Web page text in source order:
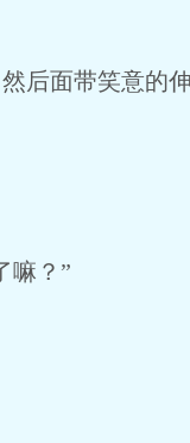
面带笑意的
嘛？”